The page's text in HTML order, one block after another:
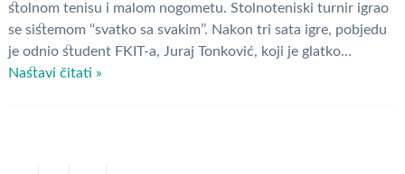
stolnom tenisu i malom nogometu. Stolnoteniski turnir igrao
se sistemom ‘‘svatko sa svakim’’. Nakon tri sata igre, pobjedu
je odnio student FKIT-a, Juraj Tonković, koji je glatko…
Nastavi čitati »